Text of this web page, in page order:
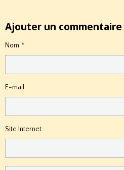
Ajouter un commentaire
Nom
E-mail
Site Internet